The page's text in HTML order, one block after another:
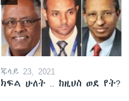
ጁላይ 23, 2021
ክፍል ሁለት .. ከዚህስ ወደ የት?